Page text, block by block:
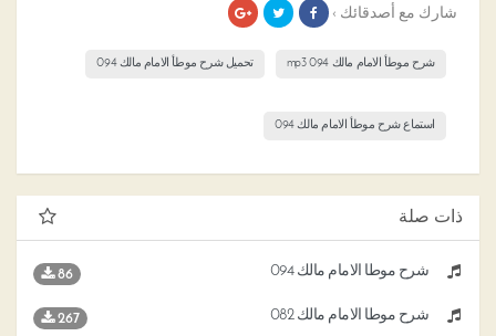
شارك مع أصدقائك ›
شرح موطأ الامام مالك 094 mp3 تحميل شرح موطأ الامام مالك 094
استماع شرح موطأ الامام مالك 094
ذات صلة
شرح موطأ الامام مالك 094 86
شرح موطأ الامام مالك 082 267